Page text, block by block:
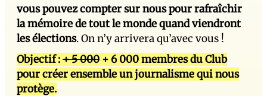
vous pouvez compter sur nous pour rafraîchir
la mémoire de tout le monde quand viendront
les élections. On n’y arrivera qu’avec vous !
Objectif :+ 5 000 + 6 000 membres du Club
pour créer ensemble un journalisme qui nous
protège.